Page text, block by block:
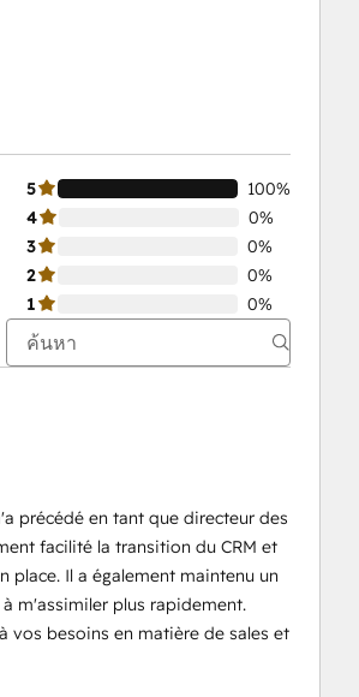
5
100%
4
0%
3
0%
2
0%
1
0%
précédé en tant que directeur des
facilité la transition du CRM et
Il a également maintenu un
m'assimiler plus rapidement.
vos besoins en matière de sales et